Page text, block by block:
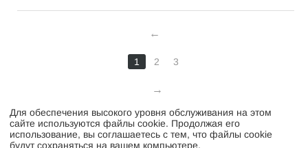
1 2 3
Интернет-магазин велосипедов VELO52.RU
Для обеспечения высокого уровня обслуживания на этом
сайте используются файлы cookie. Продолжая его
использование, вы соглашаетесь с тем, что файлы cookie
будут сохраняться на вашем компьютере.